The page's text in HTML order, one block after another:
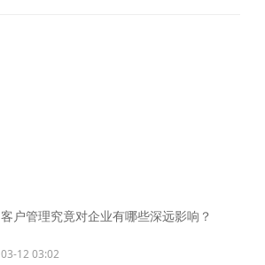
客户管理究竟对企业有哪些深远影响？
03-12 03:02